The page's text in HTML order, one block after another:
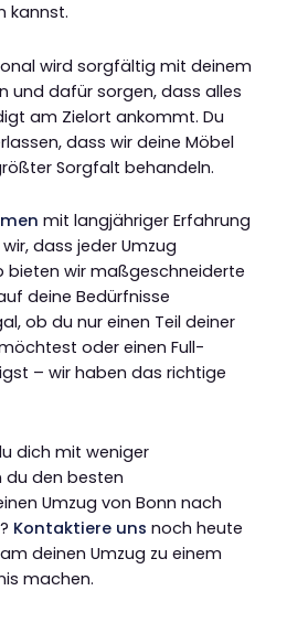
kannst.
wird sorgfältig mit deinem
und dafür sorgen, dass alles
am Zielort ankommt. Du
dass wir deine Möbel
Sorgfalt behandeln.
mit langjähriger Erfahrung
dass jeder Umzug
bieten wir maßgeschneiderte
deine Bedürfnisse
ob du nur einen Teil deiner
oder einen Full-
– wir haben das richtige
dich mit weniger
du den besten
Umzug von Bonn nach
Kontaktiere uns noch heute
deinen Umzug zu einem
machen.